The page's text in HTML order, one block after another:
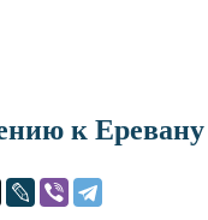
к Еревану